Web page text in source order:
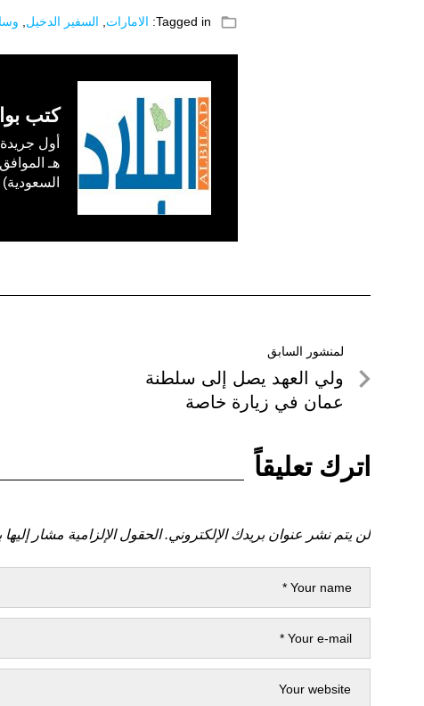
folder_open
Tagged in: الامارات السفير الدخيل
كتب
السعودية) في 1365/4/1 هـ
تصفّح
المقالات
لمنشور السابق
لمنشور
السابق
ولي العهد يصل إلى سلطنة
عمان في زيارة خاصة
اترك تعليقاً
لن يتم نشر عنوان بريدك الإلكتروني. الحقول الإلزامية مشار إليها